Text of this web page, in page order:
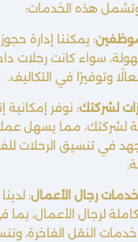
هذه الخدمات:
: يمكننا إدارة
سواء كانت رحلات
وتوفيرًا في التكاليف.
لشركتك: نوفر
مما يسهل
في تنسيق الرحلات
رجال الأعمال:
لرجال الأعمال، بما
خدمات النقل الفاخرة،